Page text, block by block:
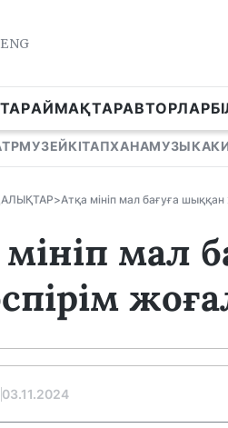
ENG
АЙМАҚТАРАВТОРЛАР
МУЗЕЙКІТАПХАНАМУЗЫКА
>Атқа мініп мал бағуға
мал
03.11.2024